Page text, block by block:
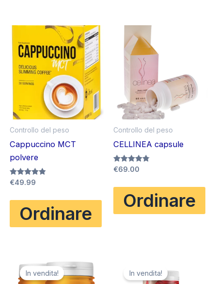
Controllo del peso
Cappuccino MCT
polvere
Valutato
€49.99
Ordinare
Controllo del peso
CELLINEA capsule
Valutato
€69.00
Ordinare
In vendita! In vendita!